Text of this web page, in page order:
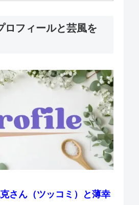
ロフィールと芸風を
さん（ツッコミ）と薄幸